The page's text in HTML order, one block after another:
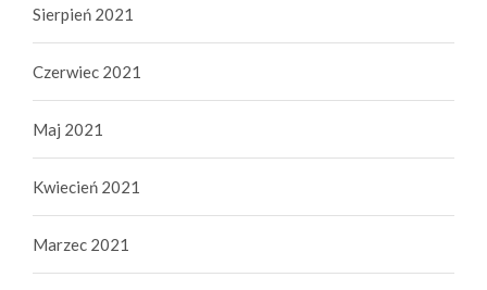
Sierpień 2021
Czerwiec 2021
Maj 2021
Kwiecień 2021
Marzec 2021